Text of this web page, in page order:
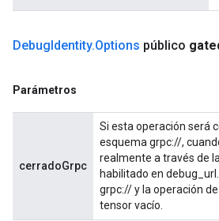
DebugIdentity.Options público
Parámetros
cerradoGrpc
Si esta operación será
esquema grpc://,
realmente a través de
habilitado en
grpc:// y la operación
tensor vacío.